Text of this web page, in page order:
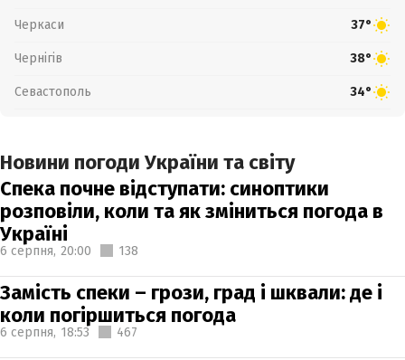
Черкаси 37°
Чернігів 38°
Севастополь 34°
Новини погоди України та світу
Спека почне відступати: синоптики
розповіли, коли та як зміниться погода в
Україні
6 серпня, 20:00 138
Замість спеки – грози, град і шквали: де і
коли погіршиться погода
6 серпня, 18:53 467